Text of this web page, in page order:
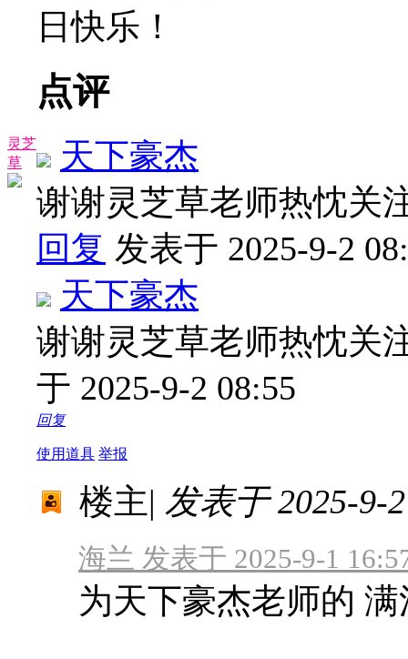
灵芝
草
日快乐！
点评
天下豪杰
谢谢灵芝草老师热忱关
回复 发表于 2025-9-2
天下豪杰
谢谢灵芝草老师热忱关
于 2025-9-2 08:55
回复
使用道具 举报
楼主| 发表于 2025-9-
海兰 发表于 2025-9-1
为天下豪杰老师的